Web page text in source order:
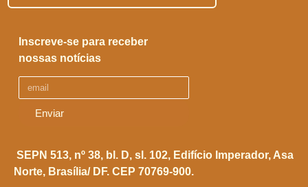
Enviar
Inscreve-se para receber
nossas notícias
SEPN 513, nº 38, bl. D, sl. 102, Edifício Imperador, Asa
Norte, Brasília/ DF. CEP 70769-900.